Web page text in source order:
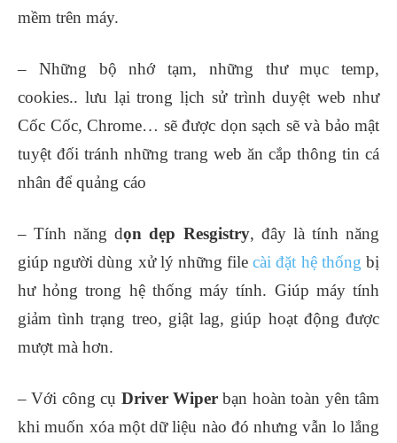
mềm trên máy.
– Những bộ nhớ tạm, những thư mục temp,
cookies.. lưu lại trong lịch sử trình duyệt web như
Cốc Cốc, Chrome… sẽ được dọn sạch sẽ và bảo mật
tuyệt đối tránh những trang web ăn cắp thông tin cá
nhân để quảng cáo
– Tính năng dọn dẹp Resgistry, đây là tính năng
giúp người dùng xử lý những filecài đặt hệ thống bị
hư hỏng trong hệ thống máy tính. Giúp máy tính
giảm tình trạng treo, giật lag, giúp hoạt động được
mượt mà hơn.
– Với công cụ Driver Wiper bạn hoàn toàn yên tâm
khi muốn xóa một dữ liệu nào đó nhưng vẫn lo lắng